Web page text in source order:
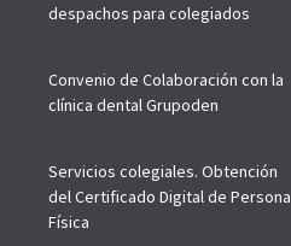
despachos para colegiados
Convenio de Colaboración con la
clínica dental Grupoden
Servicios colegiales. Obtención
del Certificado Digital de Persona
Física